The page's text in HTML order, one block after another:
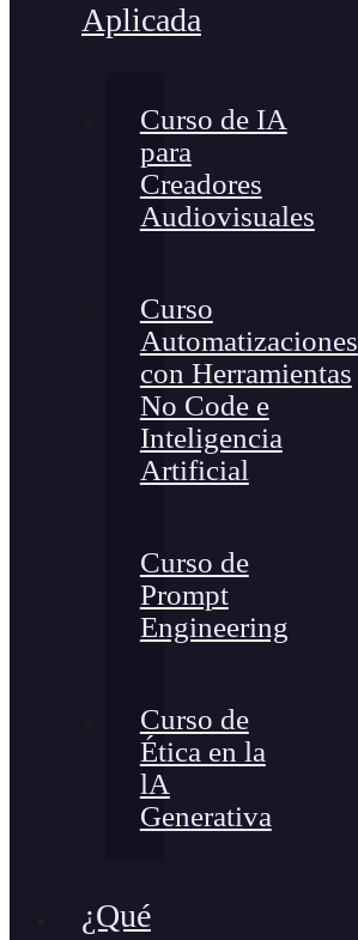
Aplicada
Curso de IA
para
Creadores
Audiovisuales
Curso
Automatizaciones
con Herramientas
No Code e
Inteligencia
Artificial
Curso de
Prompt
Engineering
Curso de
Ética en la
lA
Generativa
¿Qué